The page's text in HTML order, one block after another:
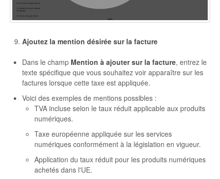
Ajoutez la mention désirée sur la facture
Dans le champ Mention à ajouter sur la facture, entrez le
texte spécifique que vous souhaitez voir apparaître sur les
factures lorsque cette taxe est appliquée.
Voici des exemples de mentions possibles :
TVA incluse selon le taux réduit applicable aux produits
numériques.
Taxe européenne appliquée sur les services
numériques conformément à la législation en vigueur.
Application du taux réduit pour les produits numériques
achetés dans l'UE.